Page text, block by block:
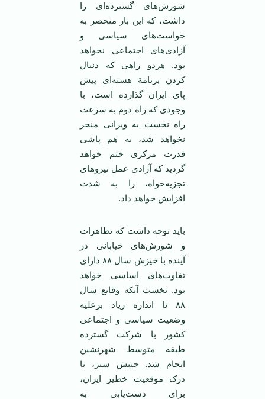
شورش‌های گسترده‌ای را
داشت، که این بار منحصر به
خواست‌های سیاسی و
آزادی‌های اجتماعی نخواهد
بود. هردو راهی که دنبال
کردن برنامة هسته‌ای پیش
پای ایران گذارده است، با
وجودی که راه دوم به سرعت
راه نخست به ویرانی منجر
نخواهد شد، به هم پاشی
قدرت مرکزی ختم خواهد
گردید که آزادی عمل نیروهای
تجزیه‌خواه، را به شدت
افزایش خواهد داد.
باید توجه داشت که تظاهرات
و شورش‌های خیابانی در
آینده با خیزش سال ۸۸ دارای
تفاوت‌های اساسی خواهد
بود. نخست آنکه وقایع سال
۸۸ تا اندازه زیاد برعلیه
وضعیت سیاسی و اجتماعی
کشور با شرکت گسترده
طبقه متوسط شهرنشین
انجام شد. جنبش سبز، با
درک موقعیت خطیر ایران،
برای دست‌یابی به